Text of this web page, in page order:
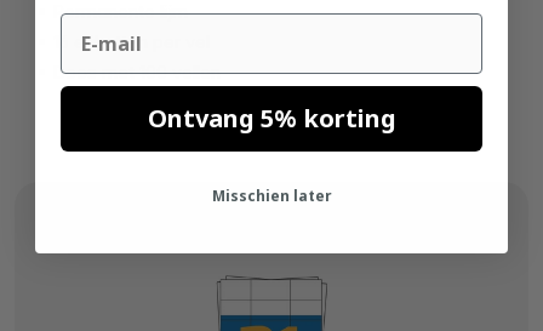
Permanente lijm
16 etiketten per vel
Doos met 100 vellen
Email
Ontvang 5% korting
Misschien later